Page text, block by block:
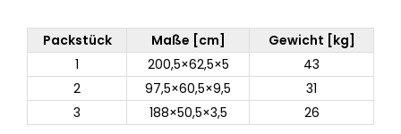
Packstück Maße [cm]
Gewicht [kg]
1
200,5×62,5×5
43
2
97,5×60,5×9,5
31
3
188×50,5×3,5 26